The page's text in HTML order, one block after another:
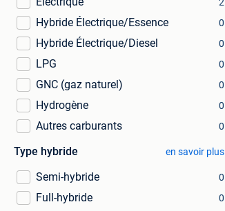
Hybride Électrique/Essence 0
Hybride Électrique/Diesel 0
LPG 0
GNC (gaz naturel) 0
Hydrogène 0
Autres carburants 0
Type hybride en savoir plus
Semi-hybride 0
Full-hybride 0